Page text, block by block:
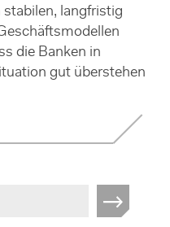
langfristig
die Banken in
gut überstehen